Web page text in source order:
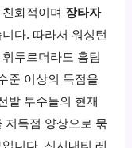
화적이며 장타자
다. 따라서 워싱턴
두르더라도 홈팀
준 이상의 득점을
발 투수들의 현재
저득점 양상으로 묶